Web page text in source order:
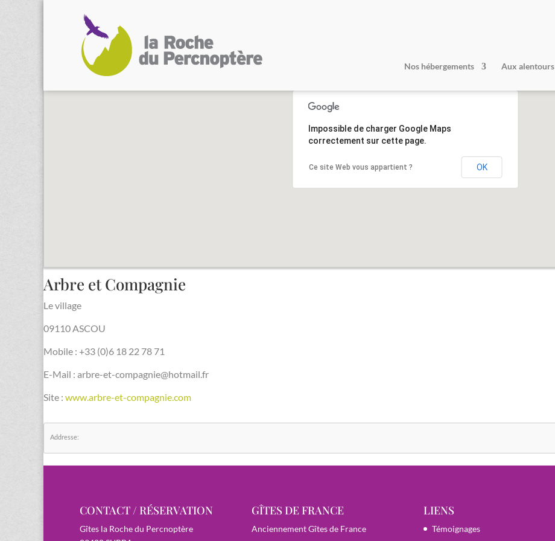
Nos hébergements Aux alentours
Gîte la Roche : Meublé de tourisme classé 3 étoiles ★ ★ ★
Impossible de charger Google Maps
correctement sur cette page.
Ce site Web vous appartient ? OK
Arbre et Compagnie
Le village
09110 ASCOU
Mobile : +33 (0)6 18 22 78 71
E-Mail : arbre-et-compagnie@hotmail.fr
Site : www.arbre-et-compagnie.com
Addresse:
CONTACT / RÉSERVATION
Gîtes la Roche du Percnoptère
GÎTES DE FRANCE
Anciennement Gîtes de France
LIENS
Témoignages